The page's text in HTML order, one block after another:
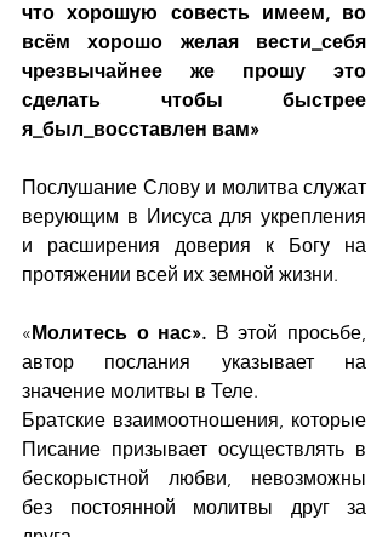
что хорошую совесть имеем, во
всём хорошо желая вести_себя
чрезвычайнее же прошу это
сделать чтобы быстрее
я_был_восставлен вам»
Послушание Слову и молитва служат
верующим в Иисуса для укрепления
и расширения доверия к Богу на
протяжении всей их земной жизни.
«Молитесь о нас». В этой просьбе,
автор послания указывает на
значение молитвы в Теле.
Братские взаимоотношения, которые
Писание призывает осуществлять в
бескорыстной любви, невозможны
без постоянной молитвы друг за